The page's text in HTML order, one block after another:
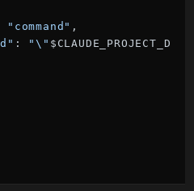
"command" ,
: "\" $CLAUDE_PROJECT_DIR\